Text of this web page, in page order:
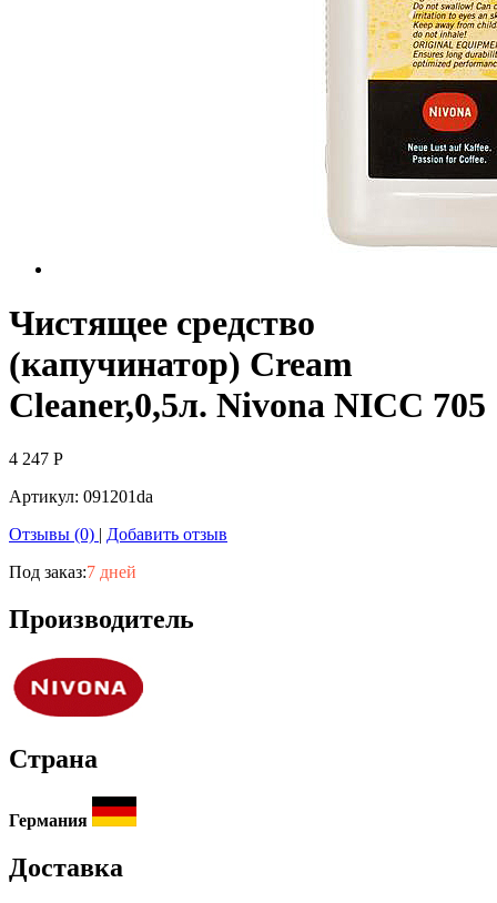
Чистящее средство
(капучинатор) Cream
Cleaner,0,5л. Nivona NICC 705
4 247 Р
Артикул: 091201da
Отзывы (0) | Добавить отзыв
Под заказ:7 дней
Производитель
Страна
Германия
Доставка